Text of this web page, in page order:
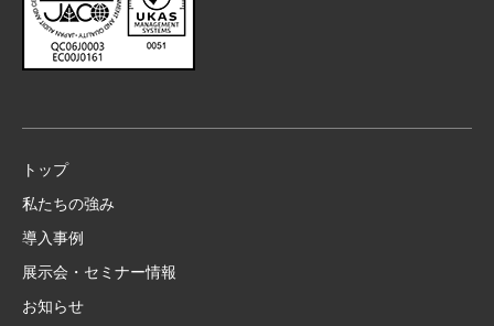
トップ
私たちの強み
導入事例
展示会・セミナー情報
お知らせ